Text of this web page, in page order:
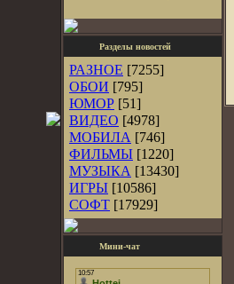
Разделы новостей
РАЗНОЕ [7255]
ОБОИ [795]
ЮМОР [51]
ВИДЕО [4978]
МОБИЛА [746]
ФИЛЬМЫ [1220]
МУЗЫКА [13430]
ИГРЫ [10586]
СОФТ [17929]
Мини-чат